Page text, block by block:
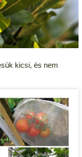
kicsi, és nem